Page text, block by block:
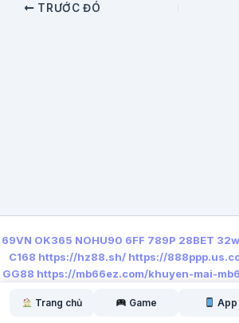
TRƯỚC ĐÓ
69VN OK365 NOHU90 6FF 789P 28BET
C168 https://hz88.sh/ https://
GG88 https://mb66ez.com/khuyen-mai-
Trang chủ Game App